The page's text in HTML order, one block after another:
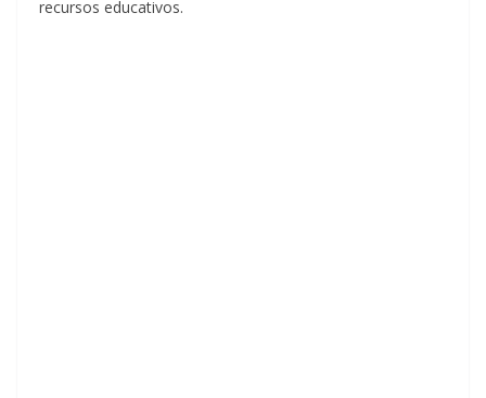
recursos educativos.